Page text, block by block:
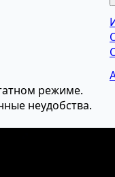
режиме.
неудобства.